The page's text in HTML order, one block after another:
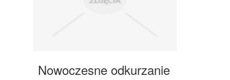
Nowoczesne odkurzanie